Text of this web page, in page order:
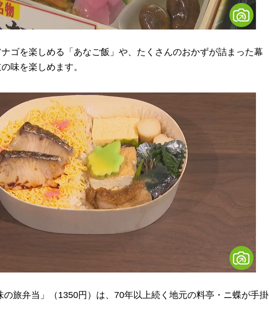
ゴを楽しめる「あなご飯」や、たくさんのおかずが詰まった幕
味を楽しめます。
旅弁当」（1350円）は、70年以上続く地元の料亭・ニ蝶が手掛